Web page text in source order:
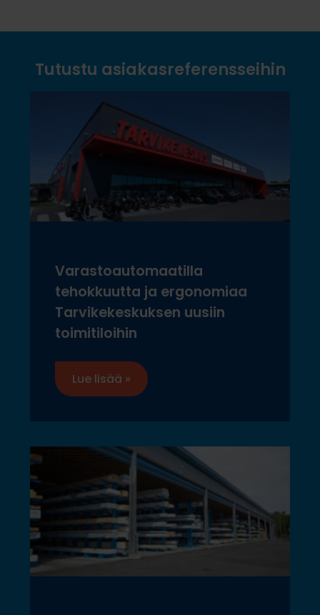
Tutustu asiakasreferensseihin
Varastoautomaatilla
tehokkuutta ja ergonomiaa
Tarvikekeskuksen uusiin
toimitiloihin
Lue lisää »